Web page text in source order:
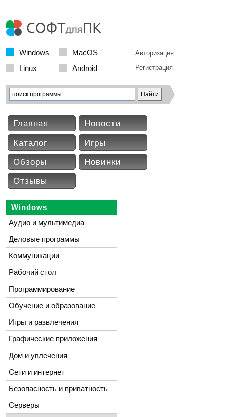
Windows
MacOS
Linux
Android
Авторизация
Регистрация
Главная
Новости
Каталог
Игры
Обзоры
Новинки
Отзывы
Windows
Аудио и мультимедиа
Деловые программы
Коммуникации
Рабочий стол
Программирование
Обучение и образование
Игры и развлечения
Графические приложения
Дом и увлечения
Сети и интернет
Безопасность и приватность
Серверы